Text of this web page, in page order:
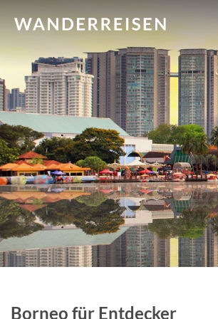
Borneo für Entdecker